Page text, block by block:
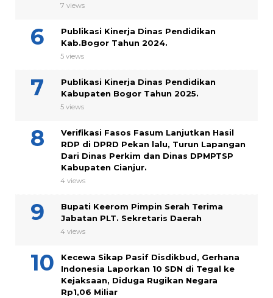
7 views
Publikasi Kinerja Dinas Pendidikan
Kab.Bogor Tahun 2024.
5 views
Publikasi Kinerja Dinas Pendidikan
Kabupaten Bogor Tahun 2025.
5 views
Verifikasi Fasos Fasum Lanjutkan Hasil
RDP di DPRD Pekan lalu, Turun Lapangan
Dari Dinas Perkim dan Dinas DPMPTSP
Kabupaten Cianjur.
4 views
Bupati Keerom Pimpin Serah Terima
Jabatan PLT. Sekretaris Daerah
4 views
Kecewa Sikap Pasif Disdikbud, Gerhana
Indonesia Laporkan 10 SDN di Tegal ke
Kejaksaan, Diduga Rugikan Negara
Rp1,06 Miliar